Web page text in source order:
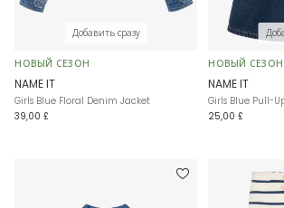
Добавить сразу
НОВЫЙ СЕЗОН
NAME IT
Girls Blue Floral Denim Jacket
39,00 £
НОВЫЙ СЕЗОН
NAME IT
Girls Blue Pull-
25,00 £